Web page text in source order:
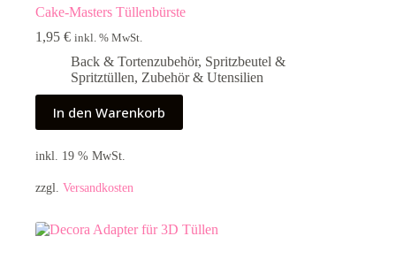
Cake-Masters Tüllenbürste
1,95 € inkl. % MwSt.
Back & Tortenzubehör, Spritzbeutel &
Spritztüllen, Zubehör & Utensilien
In den Warenkorb
inkl. 19 % MwSt.
zzgl. Versandkosten